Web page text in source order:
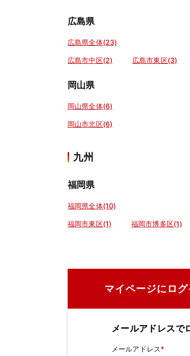
広島県
広島県全体(23)
広島市中区(2) 広島市東区(3)
岡山県
岡山県全体(6)
岡山市北区(6)
九州
福岡県
福岡県全体(10)
福岡市東区(1) 福岡市博多区(1)
マイページにロ
メールアドレスで
メールアドレス